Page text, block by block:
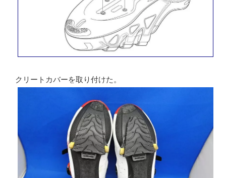
クリートカバーを取り付けた。